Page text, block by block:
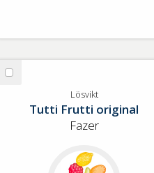
Välj
Lösvikt
Tutti Frutti original
Fazer